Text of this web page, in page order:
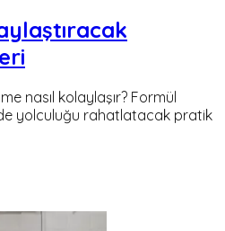
nasıl kolaylaşır? Formül
yolculuğu rahatlatacak pratik